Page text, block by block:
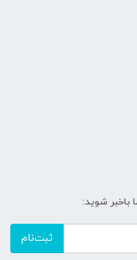
باخبر شوید:
ثبت‌نام